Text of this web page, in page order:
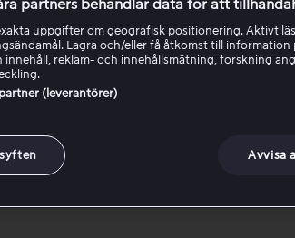
inloggade enheter
Viaplay på din Smart TV
och bildinställningar
partners behandlar data för att
uppgifter om geografisk positionering. Aktivt
Lagra och/eller få åtkomst till information
innehåll, reklam- och innehållsmätning, forskning
(leverantörer)
Avvisa